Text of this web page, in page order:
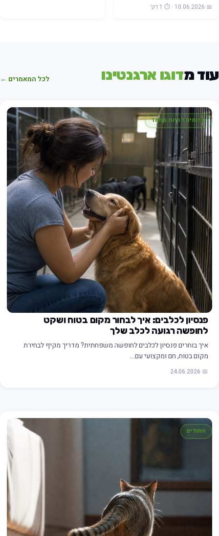
📅 10.06.2026 · ⏱️ 1 דק׳
מדוגו ארגנטינו לכל המאמרים ←
שרותים לחיות מחמד
פנסיון לכלבים: איך לבחור מקום בטוח ושקט
לחופשה רגועה לכלב שלך
איך בוחרים פנסיון לכלבים לחופשה משפחתית? מדריך מקיף לבחירת
מקום בטוח, חם ומקצועי עם…
📅 24.06.2026
חתולים